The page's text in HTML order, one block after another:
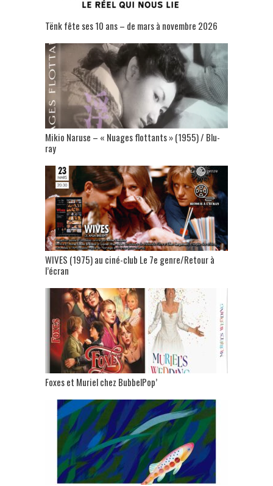
Tënk fête ses 10 ans – de mars à novembre 2026
Mikio Naruse – « Nuages flottants » (1955) / Blu-
ray
WIVES (1975) au ciné-club Le 7e genre/Retour à
l’écran
Foxes et Muriel chez BubbelPop’